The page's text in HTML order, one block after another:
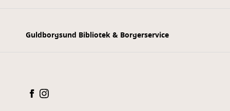
Guldborgsund Bibliotek & Borgerservice